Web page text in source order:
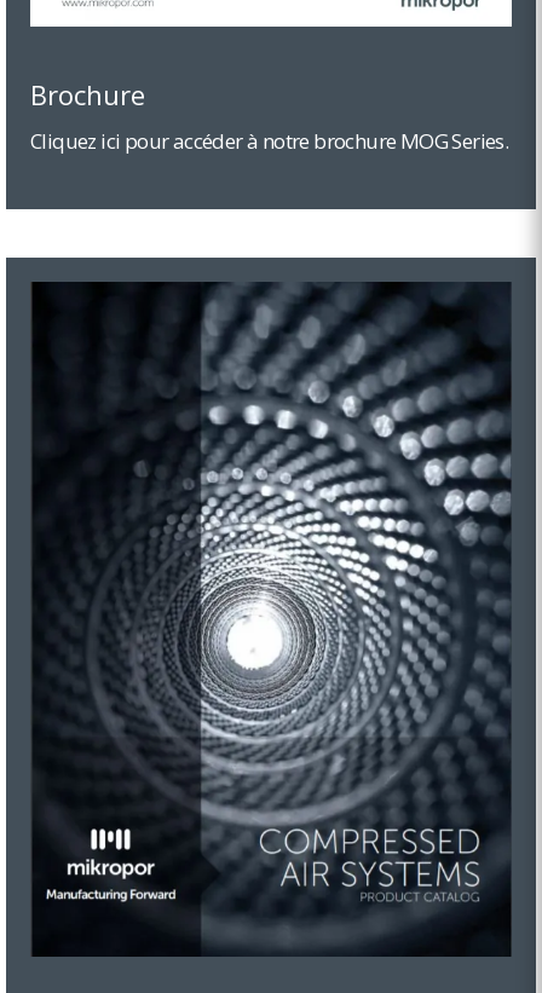
Brochure
Cliquez ici pour accéder à notre brochure MOG Series.